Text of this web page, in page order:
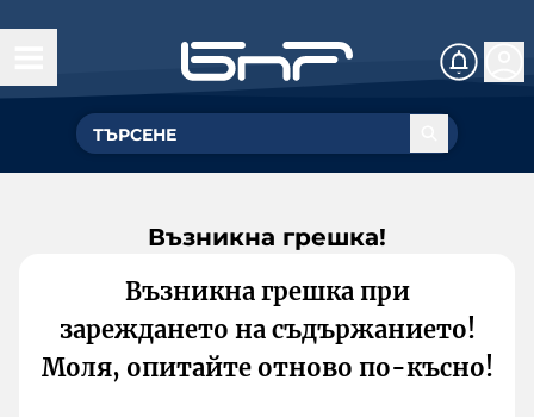
Възникна грешка!
Възникна грешка при
зареждането на съдържанието!
Моля, опитайте отново по-късно!